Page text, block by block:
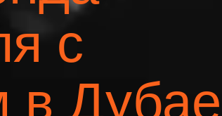
с
в Дубае